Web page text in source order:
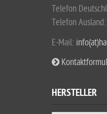
Telefon
Telefon Ausland:
E-Mail:
HERSTELLER